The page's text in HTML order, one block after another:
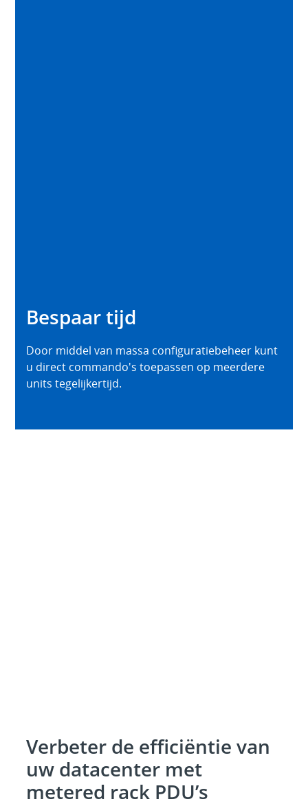
Bespaar tijd
Door middel van massa configuratiebeheer kunt
u direct commando's toepassen op meerdere
units tegelijkertijd.
Verbeter de efficiëntie van
uw datacenter met
metered rack PDU’s